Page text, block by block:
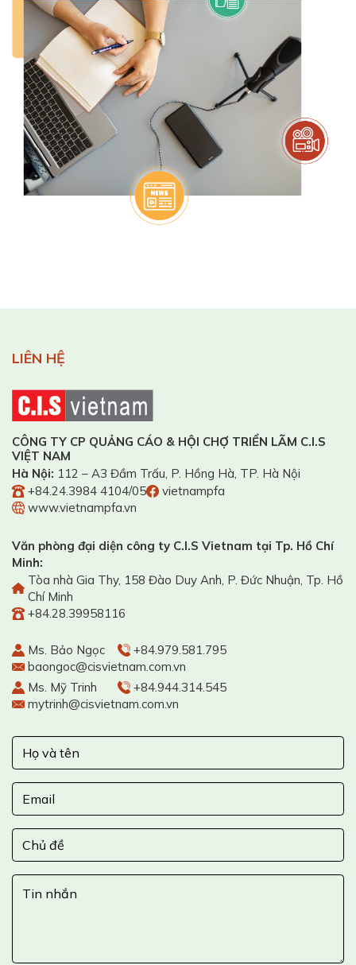
LIÊN HỆ
CÔNG TY CP QUẢNG CÁO & HỘI CHỢ TRIỂN LÃM C.I.S
VIỆT NAM
Hà Nội: 112 – A3 Đầm Trấu, P. Hồng Hà, TP. Hà Nội
+84.24.3984 4104/05
vietnampfa
www.vietnampfa.vn
Văn phòng đại diện công ty C.I.S Vietnam tại Tp. Hồ Chí
Minh:
Tòa nhà Gia Thy, 158 Đào Duy Anh, P. Đức Nhuận, Tp. Hồ
Chí Minh
+84.28.39958116
Ms. Bảo Ngọc
+84.979.581.795
baongoc@cisvietnam.com.vn
Ms. Mỹ Trinh
+84.944.314.545
mytrinh@cisvietnam.com.vn